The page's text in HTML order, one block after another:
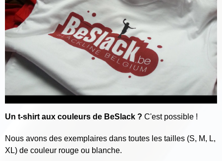
Un t-shirt aux couleurs de BeSlack ? C'est possible !
Nous avons des exemplaires dans toutes les tailles (S, M, L,
XL) de couleur rouge ou blanche.